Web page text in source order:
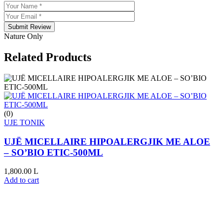
Submit Review
Nature Only
Related Products
(0)
UJE TONIK
UJË MICELLAIRE HIPOALERGJIK ME ALOE
– SO’BIO ETIC-500ML
1,800.00 L
Add to cart